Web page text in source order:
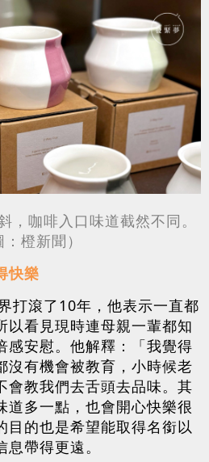
，咖啡入口味道截然不同。
：橙新聞）
快樂
打滾了10年，他表示一直都
以看見現時連母親一輩都知
感安慰。他解釋：「我覺得
沒有機會被教育，小時候老
會教我們去舌頭去品味。其
道多一點，也會開心快樂很
目的也是希望能取得名銜以
帶得更遠。